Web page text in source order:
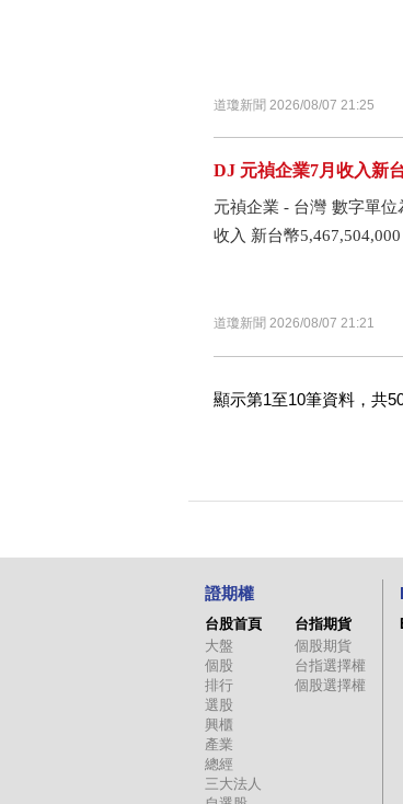
道瓊新聞 2026/08/07 21:25
DJ 元禎企業7月收入新
元禎企業 - 台灣 數字單位
收入 新台幣
道瓊新聞 2026/08/07 21:21
顯示第1至10筆資料，共
證期權
台股首頁
大盤
個股
排行
選股
興櫃
產業
總經
三大法人
台指期貨
個股期貨
台指選擇權
個股選擇權